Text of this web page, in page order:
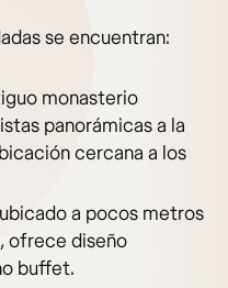
se encuentran:
monasterio
panorámicas a la
cercana a los
ubicado a pocos metros
ofrece diseño
buffet.